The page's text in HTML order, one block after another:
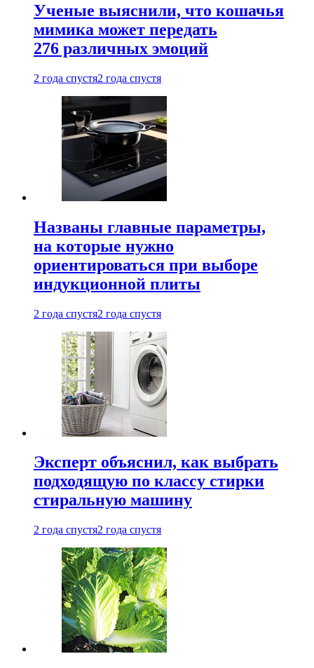
Ученые выяснили, что кошачья
мимика может передать
276 различных эмоций
2 года спустя2 года спустя
Названы главные параметры,
на которые нужно
ориентироваться при выборе
индукционной плиты
2 года спустя2 года спустя
Эксперт объяснил, как выбрать
подходящую по классу стирки
стиральную машину
2 года спустя2 года спустя